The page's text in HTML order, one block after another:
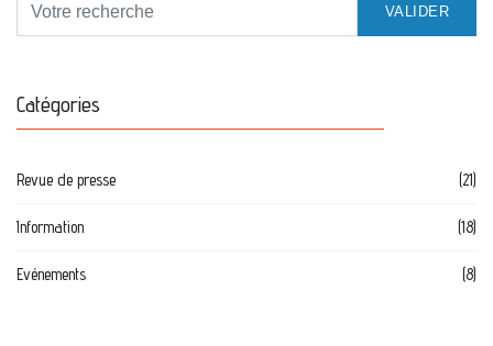
VALIDER
Catégories
Revue de presse (21)
Information (18)
Evénements (8)